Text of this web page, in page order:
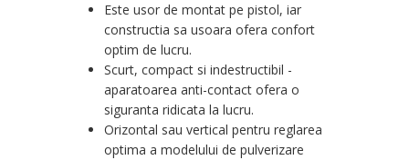
Este usor de montat pe pistol, iar
constructia sa usoara ofera confort
optim de lucru.
Scurt, compact si indestructibil -
aparatoarea anti-contact ofera o
siguranta ridicata la lucru.
Orizontal sau vertical pentru reglarea
optima a modelului de pulverizare